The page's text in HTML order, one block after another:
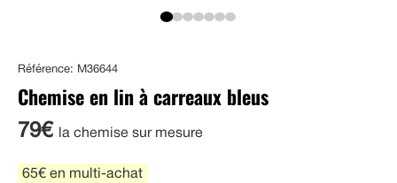
Référence: M36644
Chemise en lin à carreaux bleus
79€ la chemise sur mesure
65€ en multi-achat